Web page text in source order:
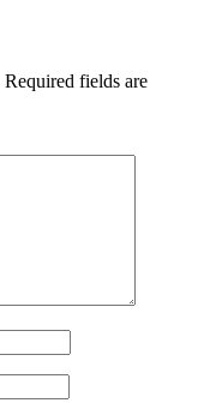
Required fields are